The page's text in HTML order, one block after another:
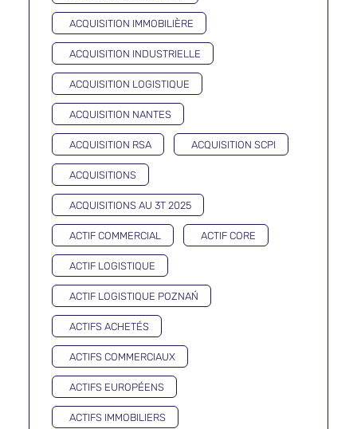
ACQUISITION IMMOBILIÈRE
ACQUISITION INDUSTRIELLE
ACQUISITION LOGISTIQUE
ACQUISITION NANTES
ACQUISITION RSA ACQUISITION SCPI
ACQUISITIONS
ACQUISITIONS AU 3T 2025
ACTIF COMMERCIAL ACTIF CORE
ACTIF LOGISTIQUE
ACTIF LOGISTIQUE POZNAŃ
ACTIFS ACHETÉS
ACTIFS COMMERCIAUX
ACTIFS EUROPÉENS
ACTIFS IMMOBILIERS